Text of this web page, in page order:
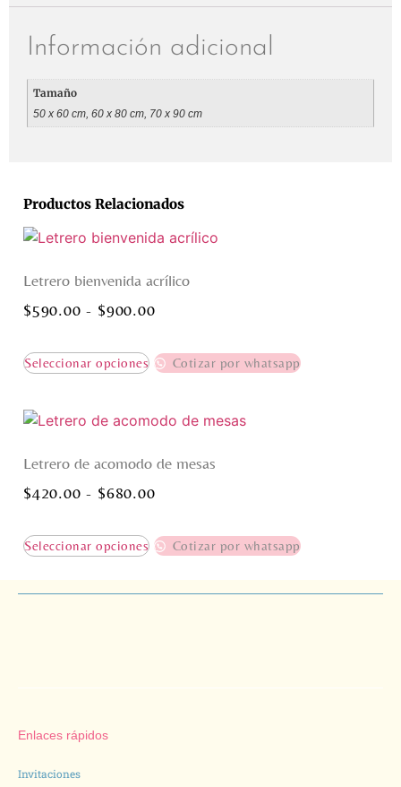
Información adicional
Tamaño
50 x 60 cm, 60 x 80 cm, 70 x 90 cm
Productos Relacionados
Letrero bienvenida acrílico
$590.00 - $900.00
Seleccionar opciones Cotizar por whatsapp
Letrero de acomodo de mesas
$420.00 - $680.00
Seleccionar opciones Cotizar por whatsapp
Enlaces rápidos
Invitaciones